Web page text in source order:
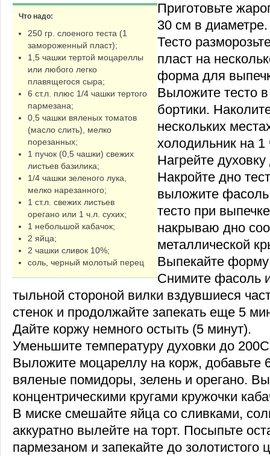
Что надо:
250 гр. слоеного теста (1
замороженный пласт);
1,5 чашки тертой моцареллы
или любого легко
плавящегося сыра;
6 ст.л. плюс 1/4 чашки тертого
пармезана;
0,5 чашки вяленых томатов
(масло слить), мелко
порезанных;
1 пучок (0,5 чашки) свежих
листьев базилика;
1/4 чашки зеленого лука,
мелко нарезанного;
1 ст.л. свежих листьев
орегано или 1 ч.л. сухих;
1 небольшой кабачок;
2 яйца;
2 чашки сливок 10%;
соль, черный молотый перец
Приготовьте
30 см в диаметре.
Тесто
пласт на
форма для
Выложите тесто
бортики.
нескольких
холодильник на 1
Нагрейте
Накройте дно
выложите
тесто при
накрываю дно
металлической
Выпекайте форму
Снимите фасоль
тыльной стороной вилки вздувшиеся
стенок и продолжайте запекать еще 5
Дайте коржу немного остыть (5 минут).
Уменьшите температуру духовки до
Выложите моцареллу на корж, добавьте
вяленые помидоры, зелень и орегано.
концентрическими кругами кружочки
В миске смешайте яйца со сливками,
аккуратно вылейте на торт. Посыпьте
пармезаном и запекайте до золотистого